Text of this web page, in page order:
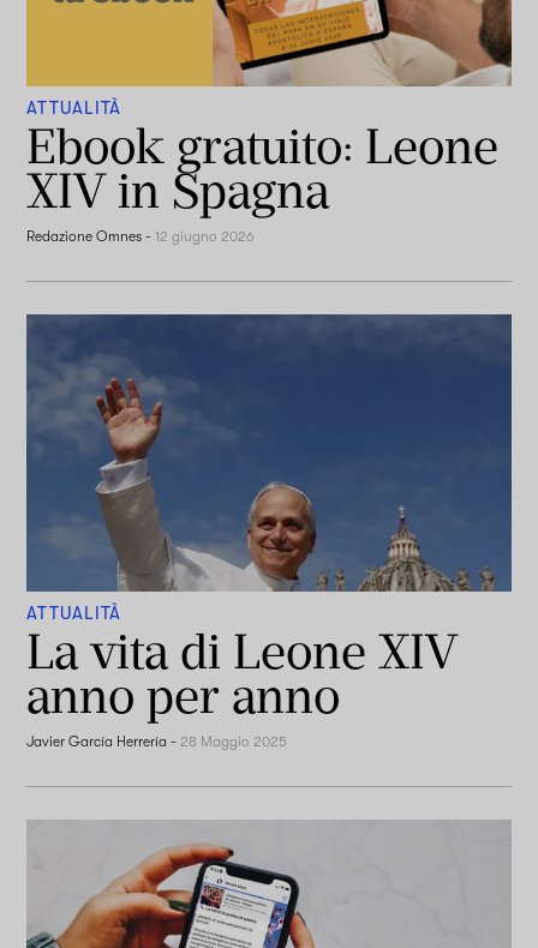
ATTUALITÀ
Ebook gratuito: Leone
XIV in Spagna
Redazione Omnes -12 giugno 2026
ATTUALITÀ
La vita di Leone XIV
anno per anno
Javier García Herrería -28 Maggio 2025